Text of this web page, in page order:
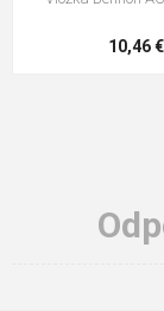
5,21 €